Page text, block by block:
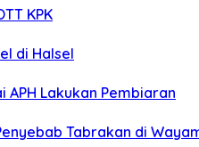
KPK
di Halsel
APH Lakukan Pembiaran
Tabrakan di